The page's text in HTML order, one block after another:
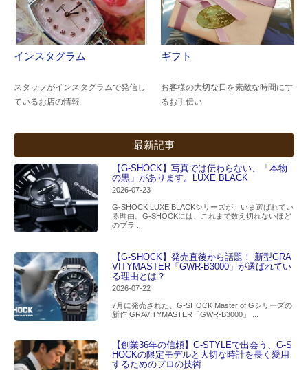
インスタグラム
スタッフがインスタグラムで発信し
ているお店の情報
ギフト
お客様の大切な日を素敵な時間にす
るお手伝い
最新記事
【G-SHOCK】写真では伝わらない、「本物
の黒」があります。LUXE BLACK
2026-07-23
G-SHOCK LUXE BLACKシリーズが、いま選ばれてい
る理由。G-SHOCKには、これまで数え切れないほど
のブラ ...
【G-SHOCK】発売直後から話題！ 新型GRA
VITYMASTER「GWR-B3000」が選ばれてい
る理由とは？
2026-07-22
7月に発売された、G-SHOCK Master of Gシリーズの
新作 GRAVITYMASTER「GWR-B3000」 ...
【創業36年の信頼】G-STYLEで出会う、G-S
HOCKの限定モデルと大切な時計を長く愛用
するためのプロの技術